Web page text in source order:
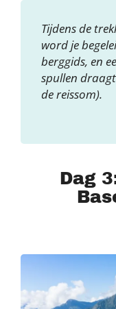
Tijdens de
word je
berggids, en
spullen
de reissom).
Dag